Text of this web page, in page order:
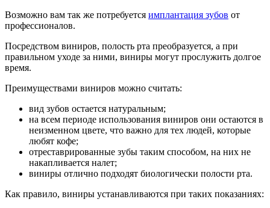
Возможно вам так же потребуется имплантация зубов от
профессионалов.
Посредством виниров, полость рта преобразуется, а при
правильном уходе за ними, виниры могут прослужить долгое
время.
Преимуществами виниров можно считать:
вид зубов остается натуральным;
на всем периоде использования виниров они остаются в
неизменном цвете, что важно для тех людей, которые
любят кофе;
отреставрированные зубы таким способом, на них не
накапливается налет;
виниры отлично подходят биологически полости рта.
Как правило, виниры устанавливаются при таких показаниях: